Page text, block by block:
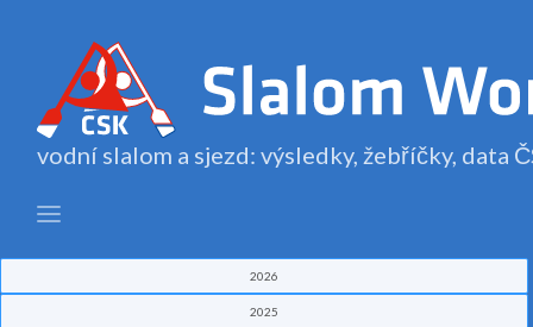
vodní slalom a sjezd: výsledky, žebříčky, data
2026
2025